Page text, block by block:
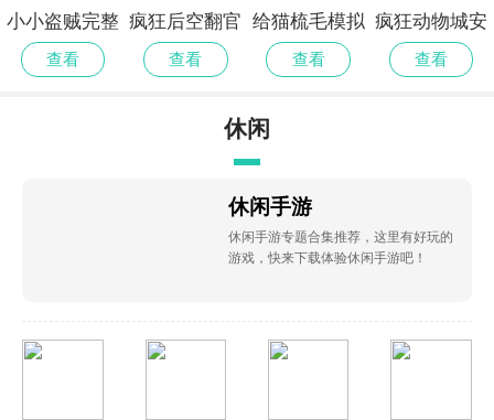
小小盗贼完整
测试版
查看
疯狂后空翻官
网安卓版
查看
给猫梳毛模拟
器正版
查看
疯狂动物城安
卓版
查看
休闲
休闲手游
休闲手游专题合集推荐，这里有好玩的
游戏，快来下载体验休闲手游吧！